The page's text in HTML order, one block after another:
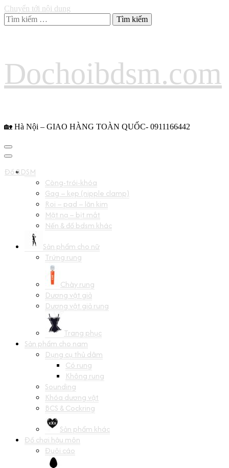
Chuyển tới nội dung
Tìm
kiếm
Dochoibdsm.com
🏡 Hà Nội – GIAO HÀNG TOÀN QUỐC- 0911166442
Đồ BDSM
Còng-trói-khóa
Gag – kẹp (nipple clamp)
Roi – pad – lăn kim
Mặt nạ – bịt mắt
Nến & đồ bdsm khác
Sản phẩm cho nữ
Trứng rung
Chày rung
Dương vật giả
Dương vật giả rung
Trang phục
Sản phẩm cho nam
Dụng cụ thủ dâm
Có rung
Không rung
Sounding
Khóa dương vật
BCS & Cockring
Sản phẩm khác
Đồ chơi hậu môn
Đuôi cáo